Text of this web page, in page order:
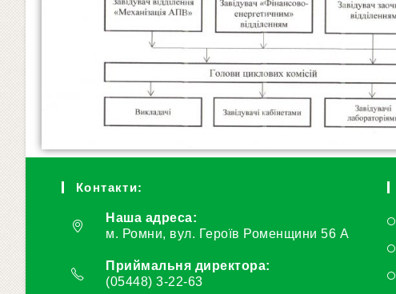
Контакти:
Наша адреса:
м. Ромни, вул. Героїв Роменщини 56 А
Приймальня директора:
(05448) 3-22-63